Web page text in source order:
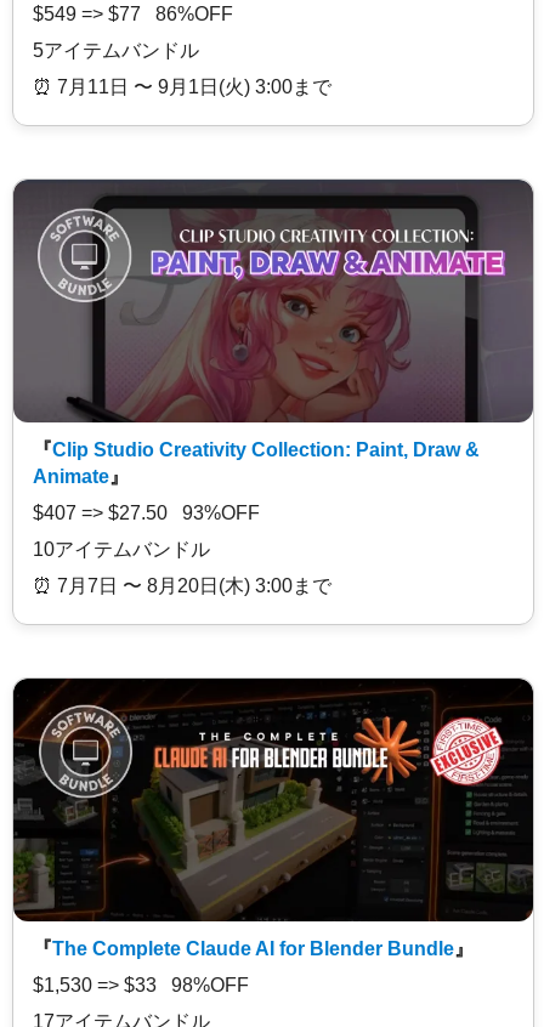
$549 => $77 86%OFF
5アイテムバンドル
⏰️ 7月11日 〜 9月1日(火) 3:00まで
『Clip Studio Creativity Collection: Paint, Draw &
Animate 』
$407 => $27.50 93%OFF
10アイテムバンドル
⏰️ 7月7日 〜 8月20日(木) 3:00まで
『The Complete Claude AI for Blender Bundle 』
$1,530 => $33 98%OFF
17アイテムバンドル